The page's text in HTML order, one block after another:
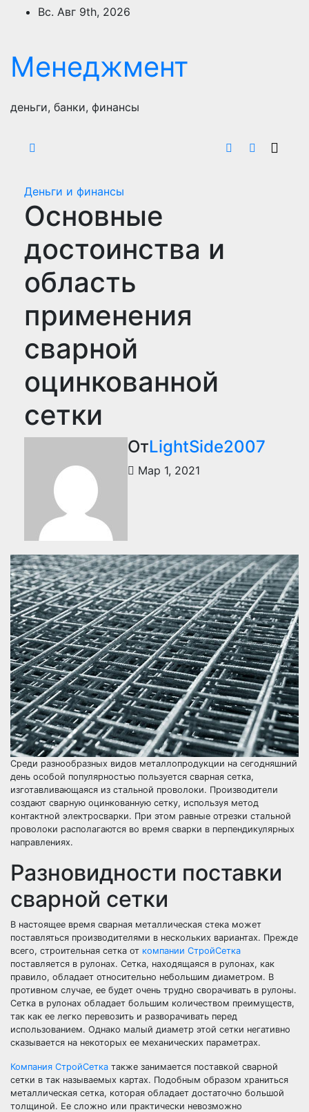
ПерейтиВс. Авг 9th, 2026
Менеджмент
деньги, банки, финансы
Деньги и финансы
Основные
достоинства и
область
применения
сварной
оцинкованной
сетки
ОтLightSide2007
Мар 1, 2021
Среди разнообразных видов металлопродукции на сегодняшний
день особой популярностью пользуется сварная сетка,
изготавливающаяся из стальной проволоки. Производители
создают сварную оцинкованную сетку, используя метод
контактной электросварки. При этом равные отрезки стальной
проволоки располагаются во время сварки в перпендикулярных
направлениях.
Разновидности поставки
сварной сетки
В настоящее время сварная металлическая стека может
поставляться производителями в нескольких вариантах. Прежде
всего, строительная сетка от компании СтройСетка
поставляется в рулонах. Сетка, находящаяся в рулонах, как
правило, обладает относительно небольшим диаметром. В
противном случае, ее будет очень трудно сворачивать в рулоны.
Сетка в рулонах обладает большим количеством преимуществ,
так как ее легко перевозить и разворачивать перед
использованием. Однако малый диаметр этой сетки негативно
сказывается на некоторых ее механических параметрах.
Компания СтройСетка также занимается поставкой сварной
сетки в так называемых картах. Подобным образом храниться
металлическая сетка, которая обладает достаточно большой
толщиной. Ее сложно или практически невозможно